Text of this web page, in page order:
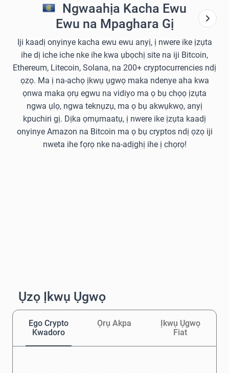
Ngwaahịa Kacha Ewu
Ewu na Mpaghara Gị
Iji kaadị onyinye kacha ewu ewu anyị, ị nwere ike ịzụta
ihe dị iche iche nke ihe kwa ụbọchị site na iji Bitcoin,
Ethereum, Litecoin, Solana, na 200+ cryptocurrencies ndị
ọzọ. Ma ị na-achọ ịkwụ ụgwọ maka ndenye aha kwa
ọnwa maka ọrụ egwu na vidiyo ma ọ bụ chọọ ịzụta
ngwa ụlọ, ngwa teknụzụ, ma ọ bụ akwụkwọ, anyị
kpuchiri gị. Dịka ọmụmaatụ, ị nwere ike ịzụta kaadị
onyinye Amazon na Bitcoin ma ọ bụ cryptos ndị ọzọ iji
nweta ihe fọrọ nke na-adịghị ihe ị chọrọ!
Ụzọ Ịkwụ Ụgwọ
Ego Crypto
Kwadoro
Ọrụ Akpa
Ịkwụ Ụgwọ
Fiat